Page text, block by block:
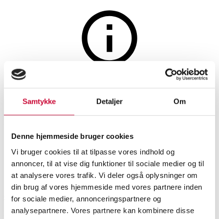
Samtykke Detaljer Om
Denne hjemmeside bruger cookies
Vi bruger cookies til at tilpasse vores indhold og
annoncer, til at vise dig funktioner til sociale medier og til
at analysere vores trafik. Vi deler også oplysninger om
din brug af vores hjemmeside med vores partnere inden
for sociale medier, annonceringspartnere og
analysepartnere. Vores partnere kan kombinere disse
Spiritus
6 fl. (50 cl.) Williams' Liqueur '
Pure Gold'. Likør med
guldflager. (OC)(6)
Odense
VURDERING
DKK 1.300
VARENUMMER
6539199
Momsvare